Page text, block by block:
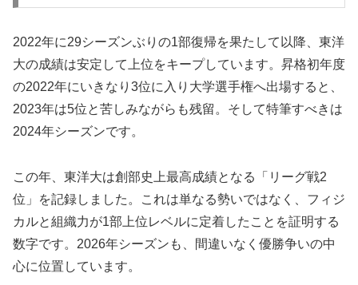
2022年に29シーズンぶりの1部復帰を果たして以降、東洋
大の成績は安定して上位をキープしています。昇格初年度
の2022年にいきなり3位に入り大学選手権へ出場すると、
2023年は5位と苦しみながらも残留。そして特筆すべきは
2024年シーズンです。
この年、東洋大は創部史上最高成績となる「リーグ戦2
位」を記録しました。これは単なる勢いではなく、フィジ
カルと組織力が1部上位レベルに定着したことを証明する
数字です。2026年シーズンも、間違いなく優勝争いの中
心に位置しています。